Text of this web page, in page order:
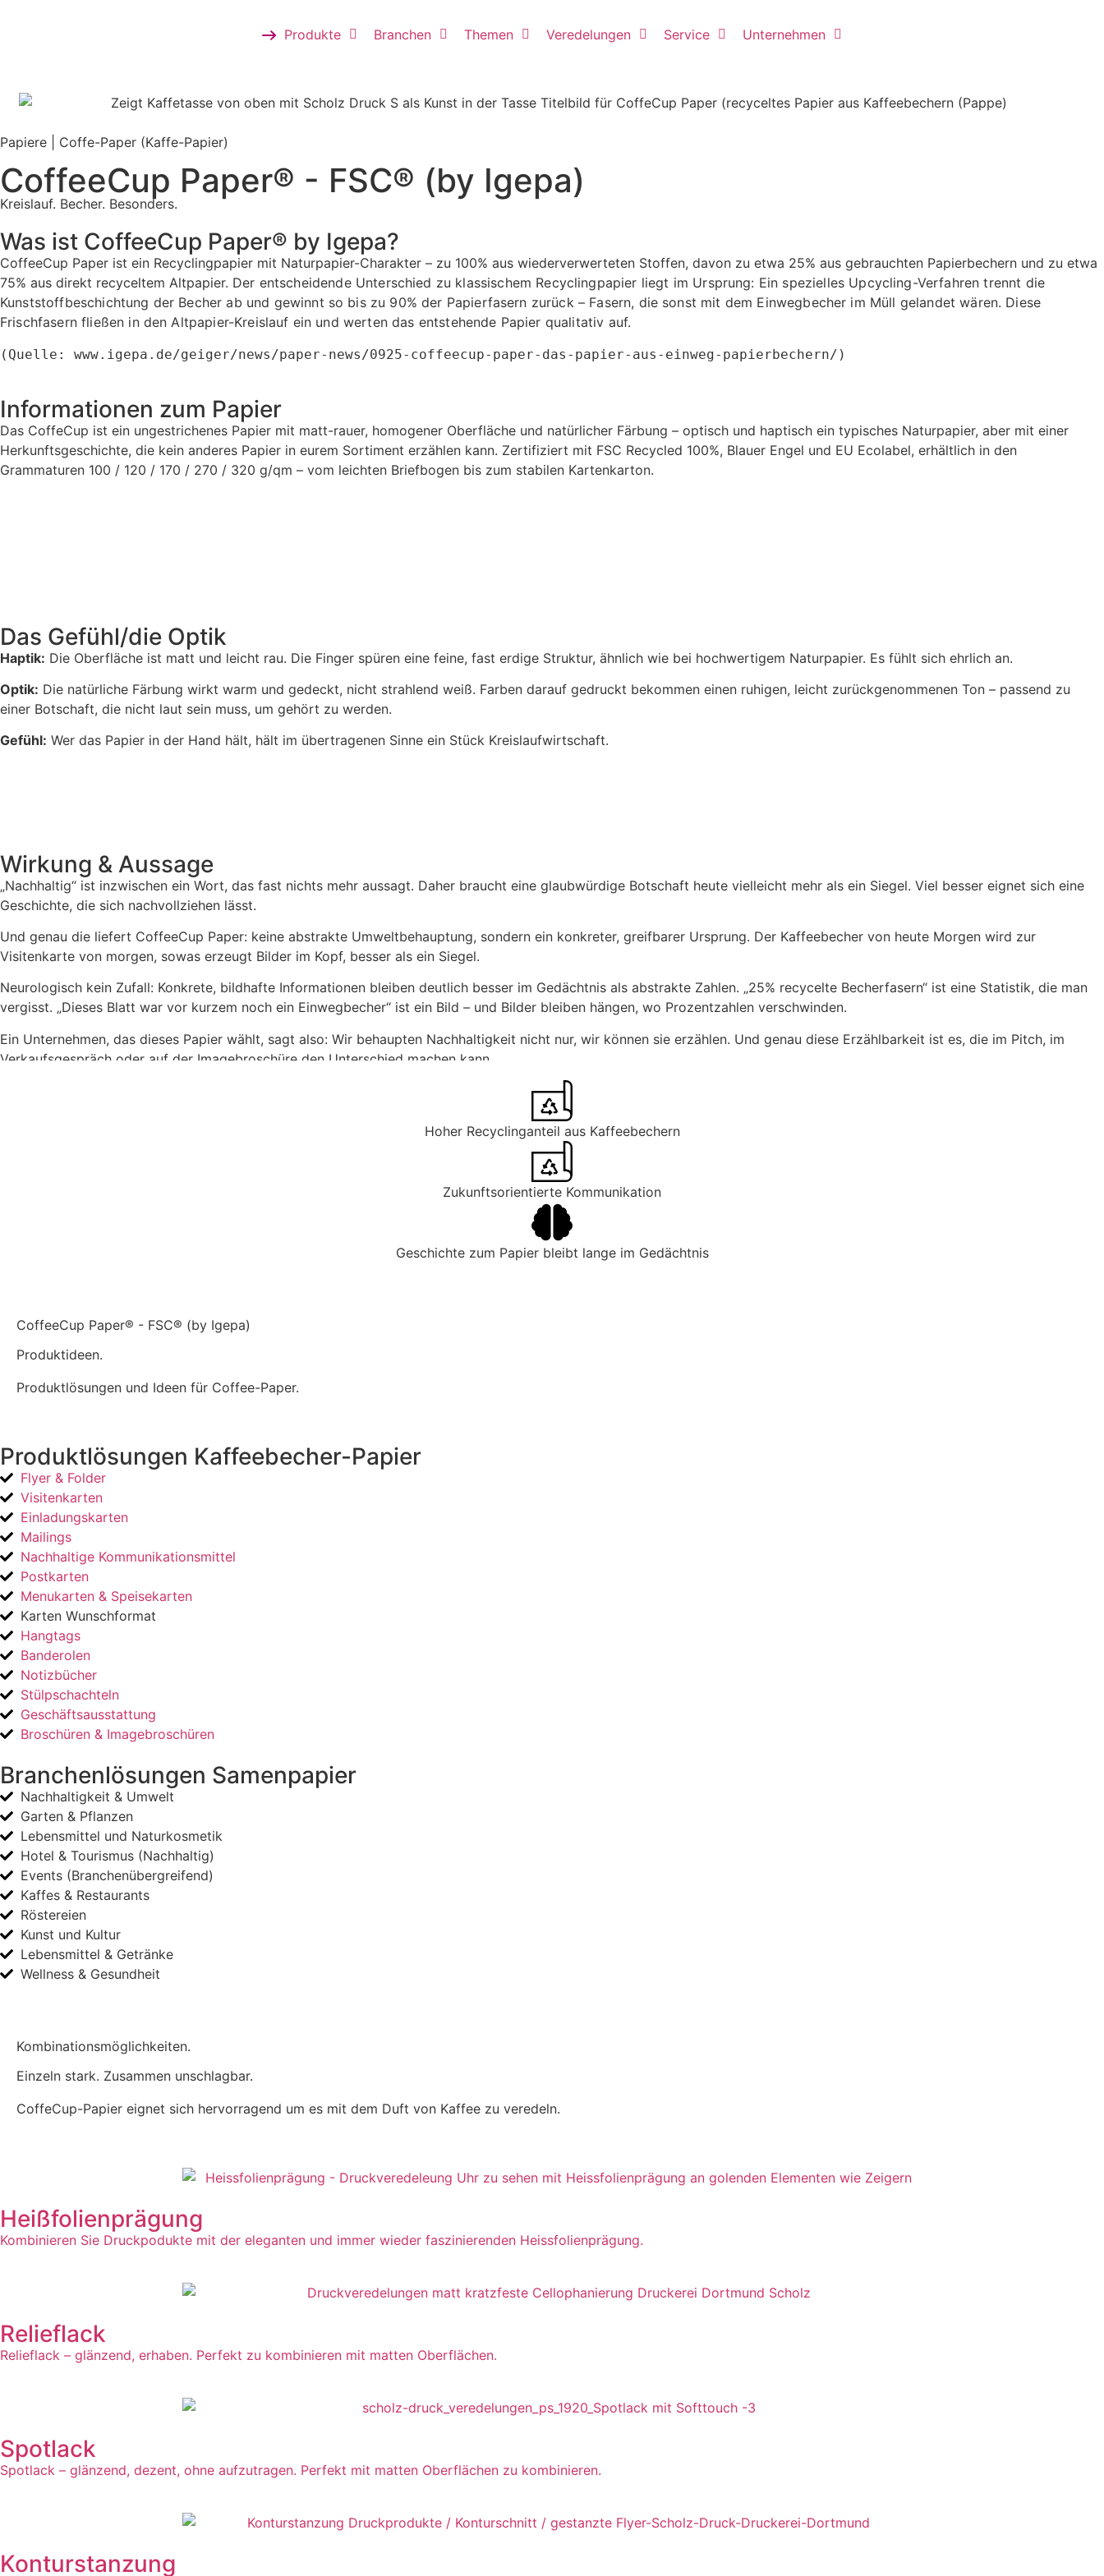
Produkte Branchen Themen Veredelungen Service Unternehmen
Papiere | Coffe-Paper (Kaffe-Papier)
CoffeeCup Paper® - FSC® (by Igepa)
Kreislauf. Becher. Besonders.
Was ist CoffeeCup Paper® by Igepa?
CoffeeCup Paper ist ein Recyclingpapier mit Naturpapier-Charakter – zu 100% aus wiederverwerteten Stoffen, davon zu etwa 25% aus gebrauchten Papierbechern und zu etwa
75% aus direkt recyceltem Altpapier. Der entscheidende Unterschied zu klassischem Recyclingpapier liegt im Ursprung: Ein spezielles Upcycling-Verfahren trennt die
Kunststoffbeschichtung der Becher ab und gewinnt so bis zu 90% der Papierfasern zurück – Fasern, die sonst mit dem Einwegbecher im Müll gelandet wären. Diese
Frischfasern fließen in den Altpapier-Kreislauf ein und werten das entstehende Papier qualitativ auf.
(Quelle: www.igepa.de/geiger/news/paper-news/0925-coffeecup-paper-das-papier-aus-einweg-papierbechern/)
Informationen zum Papier
Das CoffeCup ist ein ungestrichenes Papier mit matt-rauer, homogener Oberfläche und natürlicher Färbung – optisch und haptisch ein typisches Naturpapier, aber mit einer
Herkunftsgeschichte, die kein anderes Papier in eurem Sortiment erzählen kann. Zertifiziert mit FSC Recycled 100%, Blauer Engel und EU Ecolabel, erhältlich in den
Grammaturen 100 / 120 / 170 / 270 / 320 g/qm – vom leichten Briefbogen bis zum stabilen Kartenkarton.
Das Gefühl/die Optik
Haptik: Die Oberfläche ist matt und leicht rau. Die Finger spüren eine feine, fast erdige Struktur, ähnlich wie bei hochwertigem Naturpapier. Es fühlt sich ehrlich an.
Optik: Die natürliche Färbung wirkt warm und gedeckt, nicht strahlend weiß. Farben darauf gedruckt bekommen einen ruhigen, leicht zurückgenommenen Ton – passend zu
einer Botschaft, die nicht laut sein muss, um gehört zu werden.
Gefühl: Wer das Papier in der Hand hält, hält im übertragenen Sinne ein Stück Kreislaufwirtschaft.
Wirkung & Aussage
„Nachhaltig“ ist inzwischen ein Wort, das fast nichts mehr aussagt. Daher braucht eine glaubwürdige Botschaft heute vielleicht mehr als ein Siegel. Viel besser eignet sich eine
Geschichte, die sich nachvollziehen lässt.
Und genau die liefert CoffeeCup Paper: keine abstrakte Umweltbehauptung, sondern ein konkreter, greifbarer Ursprung. Der Kaffeebecher von heute Morgen wird zur
Visitenkarte von morgen, sowas erzeugt Bilder im Kopf, besser als ein Siegel.
Neurologisch kein Zufall: Konkrete, bildhafte Informationen bleiben deutlich besser im Gedächtnis als abstrakte Zahlen. „25% recycelte Becherfasern“ ist eine Statistik, die man
vergisst. „Dieses Blatt war vor kurzem noch ein Einwegbecher“ ist ein Bild – und Bilder bleiben hängen, wo Prozentzahlen verschwinden.
Ein Unternehmen, das dieses Papier wählt, sagt also: Wir behaupten Nachhaltigkeit nicht nur, wir können sie erzählen. Und genau diese Erzählbarkeit ist es, die im Pitch, im
Verkaufsgespräch oder auf der Imagebroschüre den Unterschied machen kann.
Hoher Recyclinganteil aus Kaffeebechern
Zukunftsorientierte Kommunikation
Geschichte zum Papier bleibt lange im Gedächtnis
CoffeeCup Paper® - FSC® (by Igepa)
Produktideen.
Produktlösungen und Ideen für Coffee-Paper.
Produktlösungen Kaffeebecher-Papier
Flyer & Folder
Visitenkarten
Einladungskarten
Mailings
Nachhaltige Kommunikationsmittel
Postkarten
Menukarten & Speisekarten
Karten Wunschformat
Hangtags
Banderolen
Notizbücher
Stülpschachteln
Geschäftsausstattung
Broschüren & Imagebroschüren
Branchenlösungen Samenpapier
Nachhaltigkeit & Umwelt
Garten & Pflanzen
Lebensmittel und Naturkosmetik
Hotel & Tourismus (Nachhaltig)
Events (Branchenübergreifend)
Kaffes & Restaurants
Röstereien
Kunst und Kultur
Lebensmittel & Getränke
Wellness & Gesundheit
Kombinationsmöglichkeiten.
Einzeln stark. Zusammen unschlagbar.
CoffeCup-Papier eignet sich hervorragend um es mit dem Duft von Kaffee zu veredeln.
Heißfolienprägung
Kombinieren Sie Druckpodukte mit der eleganten und immer wieder faszinierenden Heissfolienprägung.
Relieflack
Relieflack – glänzend, erhaben. Perfekt zu kombinieren mit matten Oberflächen.
Spotlack
Spotlack – glänzend, dezent, ohne aufzutragen. Perfekt mit matten Oberflächen zu kombinieren.
Konturstanzung